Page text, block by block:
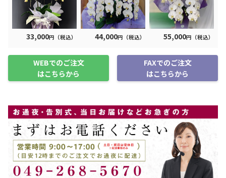
33,000円（税込） 44,000円（税込） 55,000円（税込）
WEBでのご注文
はこちらから
FAXでのご注文
はこちらから